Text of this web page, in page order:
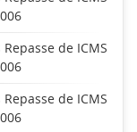
de ICMS
de ICMS